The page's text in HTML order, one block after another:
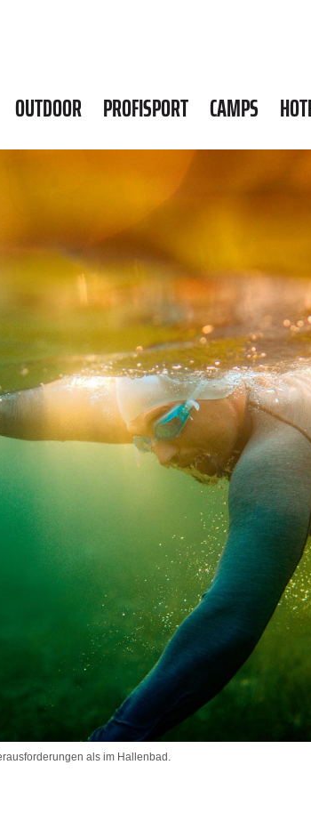
OUTDOOR PROFISPORT CAMPS
als im Hallenbad.